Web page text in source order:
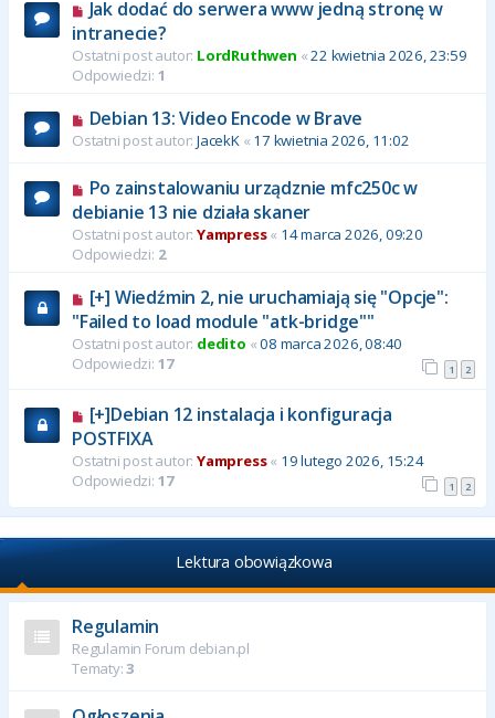
Jak dodać do serwera www jedną stronę w
intranecie?
Ostatni post autor: LordRuthwen «22 kwietnia 2026, 23:59
Odpowiedzi: 1
Debian 13: Video Encode w Brave
Ostatni post autor: JacekK« 17 kwietnia 2026, 11:02
Po zainstalowaniu urządznie mfc250c w
debianie 13 nie działa skaner
Ostatni post autor: Yampress« 14 marca 2026, 09:20
Odpowiedzi: 2
[+] Wiedźmin 2, nie uruchamiają się "Opcje":
"Failed to load module "atk-bridge""
Ostatni post autor: dedito «08 marca 2026, 08:40
Odpowiedzi: 17 1 2
[+]Debian 12 instalacja i konfiguracja
POSTFIXA
Ostatni post autor: Yampress« 19 lutego 2026, 15:24
Odpowiedzi: 17 1 2
Lektura obowiązkowa
Regulamin
Regulamin Forum debian.pl
Tematy:3